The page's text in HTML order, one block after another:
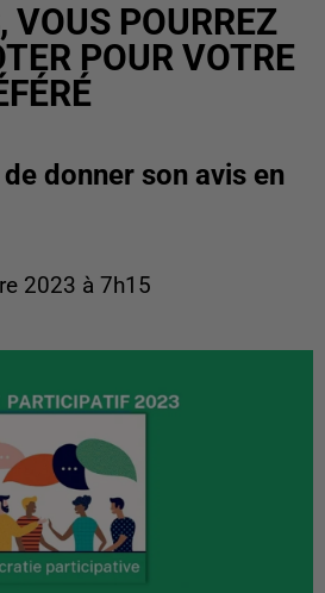
VOUS POURREZ
POUR VOTRE
donner son avis en
2023 à 7h15